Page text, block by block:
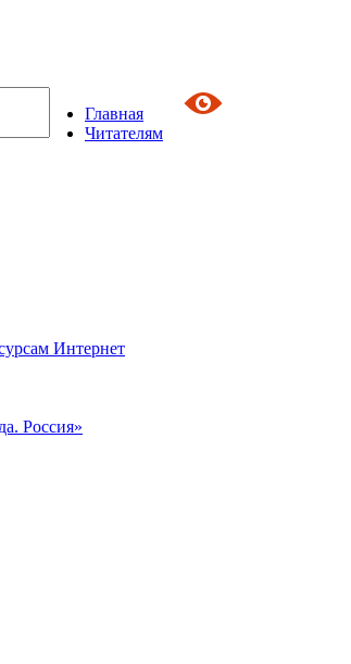
Главная
Читателям
Интернет
Россия»